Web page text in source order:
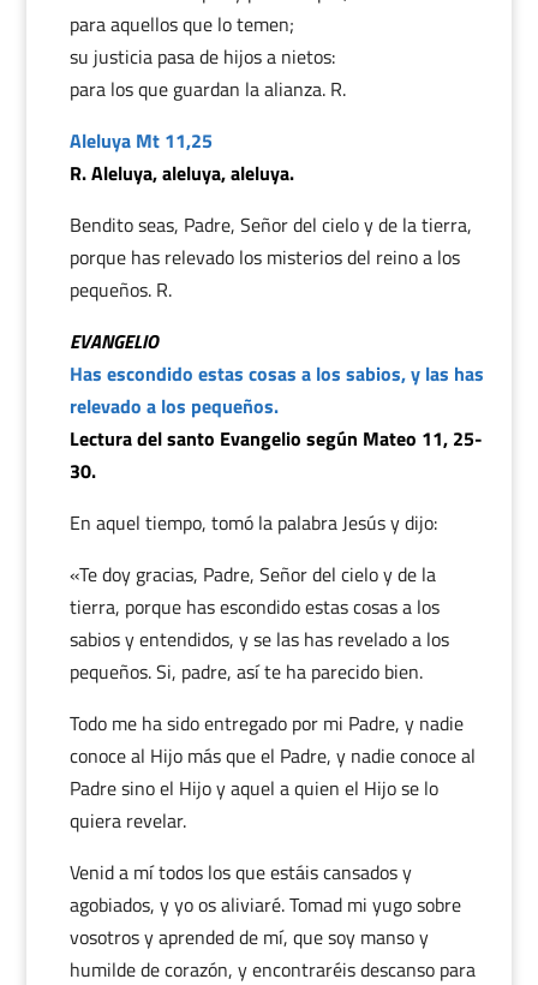
para aquellos que lo temen;
su justicia pasa de hijos a nietos:
para los que guardan la alianza. R.
Aleluya Mt 11,25
R. Aleluya, aleluya, aleluya.
Bendito seas, Padre, Señor del cielo y de la tierra,
porque has relevado los misterios del reino a los
pequeños. R.
EVANGELIO
Has escondido estas cosas a los sabios, y las has
relevado a los pequeños.
Lectura del santo Evangelio según Mateo 11, 25-
30.
En aquel tiempo, tomó la palabra Jesús y dijo:
«Te doy gracias, Padre, Señor del cielo y de la
tierra, porque has escondido estas cosas a los
sabios y entendidos, y se las has revelado a los
pequeños. Si, padre, así te ha parecido bien.
Todo me ha sido entregado por mi Padre, y nadie
conoce al Hijo más que el Padre, y nadie conoce al
Padre sino el Hijo y aquel a quien el Hijo se lo
quiera revelar.
Venid a mí todos los que estáis cansados y
agobiados, y yo os aliviaré. Tomad mi yugo sobre
vosotros y aprended de mí, que soy manso y
humilde de corazón, y encontraréis descanso para